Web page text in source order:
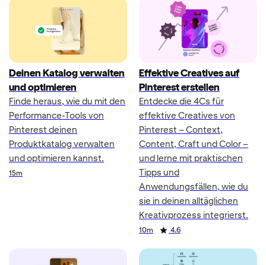
Deinen Katalog verwalten
und optimieren
Finde heraus, wie du mit den
Performance-Tools von
Pinterest deinen
Produktkatalog verwalten
und optimieren kannst.
Duration
15m
Effektive Creatives auf
Pinterest erstellen
Entdecke die 4Cs für
effektive Creatives von
Pinterest – Context,
Content, Craft und Color –
und lerne mit praktischen
Tipps und
Anwendungsfällen, wie du
sie in deinen alltäglichen
Kreativprozess integrierst.
10m 4.6